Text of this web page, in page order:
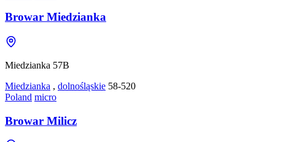
Browar Miedzianka
Miedzianka 57B
Miedzianka , dolnośląskie 58-520
Poland micro
Browar Milicz